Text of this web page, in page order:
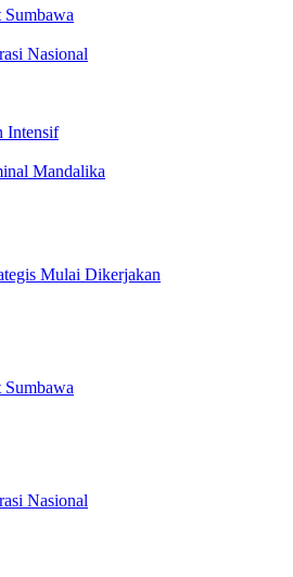
Nasional
Intensif
Mandalika
Mulai Dikerjakan
Nasional